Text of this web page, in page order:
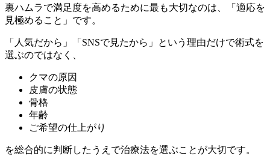
裏ハムラで満足度を高めるために最も大切なのは、「適応を
見極めること」です。
「人気だから」「SNSで見たから」という理由だけで術式を
選ぶのではなく、
クマの原因
皮膚の状態
骨格
年齢
ご希望の仕上がり
を総合的に判断したうえで治療法を選ぶことが大切です。